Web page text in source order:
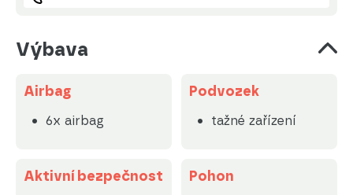
Výbava
Airbag
6x airbag
Aktivní bezpečnost
Podvozek
tažné zařízení
Pohon